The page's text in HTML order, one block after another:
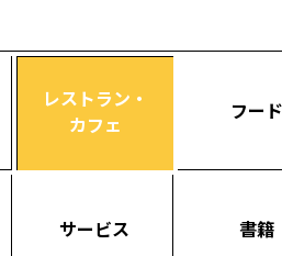
レストラン・
カフェ
フード
サービス 書籍